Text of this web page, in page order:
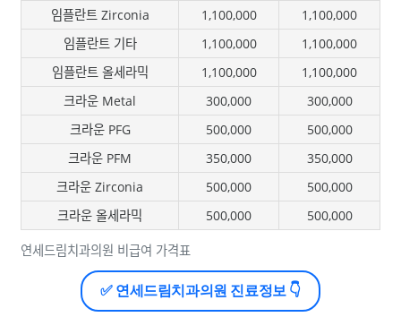
연세드림치과의원 비급여 가격표
임플란트 Zirconia
1,100,000
1,100,000
임플란트 기타
1,100,000
1,100,000
임플란트 올세라믹
1,100,000
1,100,000
크라운 Metal
300,000
300,000
크라운 PFG
500,000
500,000
크라운 PFM
350,000
350,000
크라운 Zirconia
500,000
500,000
크라운 올세라믹
500,000 500,000
✅ 연세드림치과의원 진료정보 👇